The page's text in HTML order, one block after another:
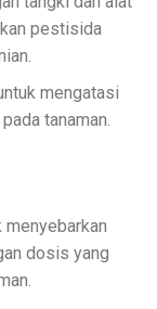
pestisida
mengatasi
tanaman.
menyebarkan
dosis yang